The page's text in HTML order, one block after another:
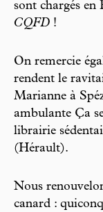
sont chargés en
CQFD !
On remercie
rendent le
Marianne à
ambulante Ça
librairie
(Hérault).
Nous
canard :